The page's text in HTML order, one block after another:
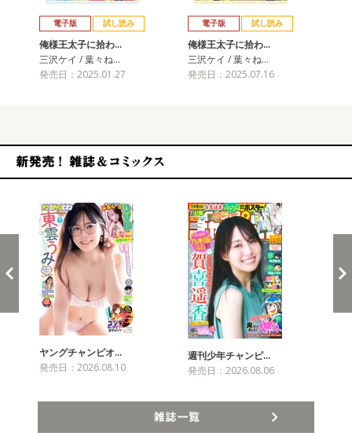
電子版 試し読み
俺様王太子に拾わ…
三沢ケイ / 葉々ね…
発売日：2025.01.27
電子版 試し読み
俺様王太子に拾わ…
三沢ケイ / 葉々ね…
発売日：2025.07.16
ヤングチャンピオ…
発売日：2026.08.10
週刊少年チャンピ…
発売日：2026.08.06